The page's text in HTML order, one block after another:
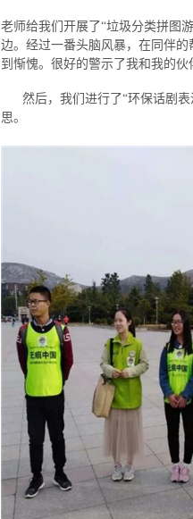
老师给我们开展了“垃圾分类拼图
边。经过一番头脑风暴，在同伴
到惭愧。很好的警示了我和我的伙
然后，我们进行了“环保话剧
思。